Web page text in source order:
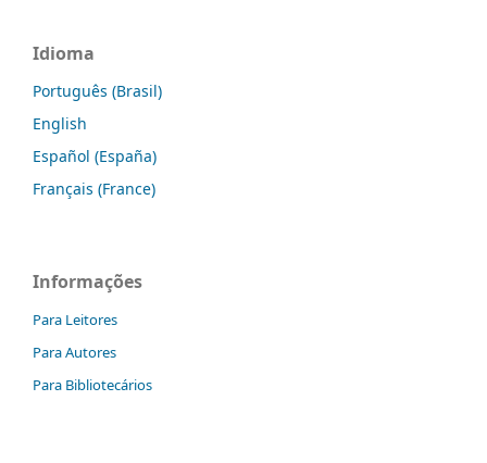
Idioma
Português (Brasil)
English
Español (España)
Français (France)
Informações
Para Leitores
Para Autores
Para Bibliotecários